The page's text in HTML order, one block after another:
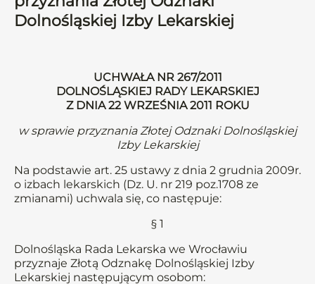
Dolnośląskiej Izby Lekarskiej
UCHWAŁA NR 267/2011
DOLNOŚLĄSKIEJ RADY LEKARSKIEJ
Z DNIA 22 WRZEŚNIA 2011 ROKU
w sprawie przyznania Złotej Odznaki Dolnośląskiej
Izby Lekarskiej
Na podstawie art. 25 ustawy z dnia 2 grudnia 2009r.
o izbach lekarskich (Dz. U. nr 219 poz.1708 ze
zmianami) uchwala się, co następuje:
§ 1
Dolnośląska Rada Lekarska we Wrocławiu
przyznaje Złotą Odznakę Dolnośląskiej Izby
Lekarskiej następującym osobom: